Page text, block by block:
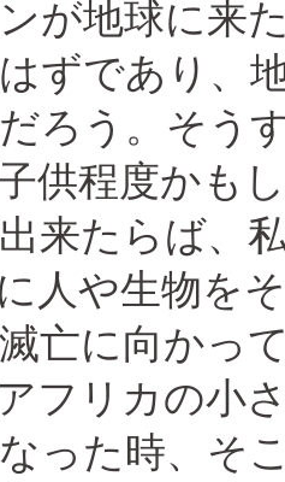
が地球に来
ずであり、
ろう。そう
供程度かも
来たらば、
人や生物を
亡に向かっ
フリカの小
った時、そ